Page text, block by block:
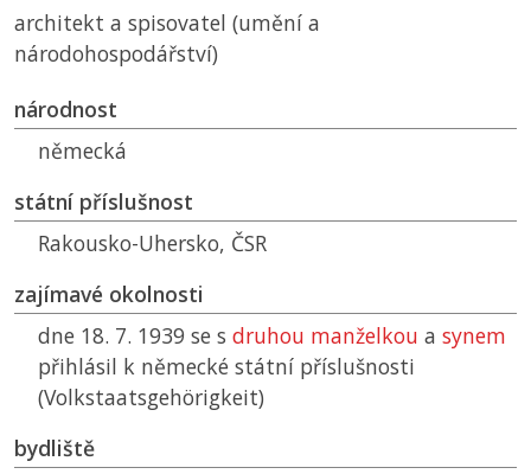
architekt a spisovatel (umění a
národohospodářství)
národnost
německá
státní příslušnost
Rakousko-Uhersko, ČSR
zajímavé okolnosti
dne 18. 7. 1939 se s druhou manželkou a synem
přihlásil k německé státní příslušnosti
(Volkstaatsgehörigkeit)
bydliště